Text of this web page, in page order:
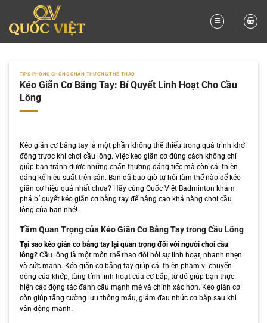
nội
dung
TIPS PHÒNG CHỐNG CHẤN THƯƠNG THỂ THAO
Kéo Giãn Cơ Bằng Tay: Bí Quyết Linh Hoạt Cho Cầu
Lông
Kéo giãn cơ bằng tay là một phần không thể thiếu trong quá trình khởi
động trước khi chơi cầu lông. Việc kéo giãn cơ đúng cách không chỉ
giúp bạn tránh được những chấn thương đáng tiếc mà còn cải thiện
đáng kể hiệu suất trên sân. Bạn đã bao giờ tự hỏi làm thế nào để kéo
giãn cơ hiệu quả nhất chưa? Hãy cùng Quốc Việt Badminton khám
phá bí quyết kéo giãn cơ bằng tay để nâng cao khả năng chơi cầu
lông của bạn nhé!
Tầm Quan Trọng của Kéo Giãn Cơ Bằng Tay trong Cầu Lông
Tại sao kéo giãn cơ bằng tay lại quan trọng đối với người chơi cầu
lông?Cầu lông là một môn thể thao đòi hỏi sự linh hoạt, nhanh nhẹn
và sức mạnh. Kéo giãn cơ bằng tay giúp cải thiện phạm vi chuyển
động của khớp, tăng tính linh hoạt của cơ bắp, từ đó giúp bạn thực
hiện các động tác đánh cầu mạnh mẽ và chính xác hơn. Kéo giãn cơ
còn giúp tăng cường lưu thông máu, giảm đau nhức cơ bắp sau khi
vận động mạnh.